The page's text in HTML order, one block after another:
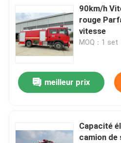
90km/h
rouge
vitesse
MOQ：1 set
meilleur prix
Capacité
camion de